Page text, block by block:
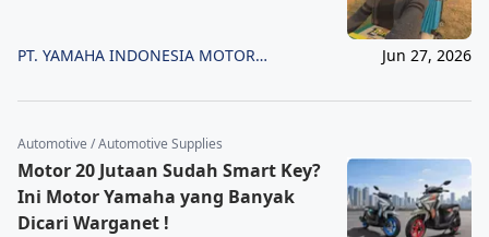
PT. YAMAHA INDONESIA MOTOR
Jun 27, 2026
Automotive / Automotive Supplies
Motor 20 Jutaan Sudah Smart Key?
Ini Motor Yamaha yang Banyak
Dicari Warganet !